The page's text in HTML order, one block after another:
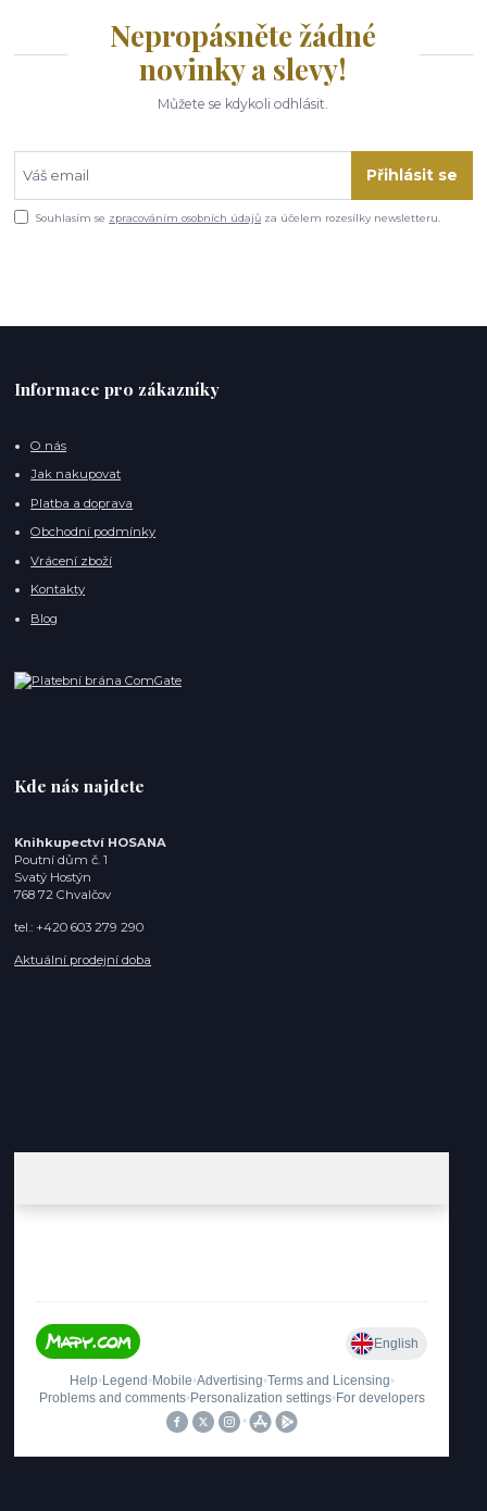
Nepropásněte žádné
novinky a slevy!
Můžete se kdykoli odhlásit.
Přihlásit se
Souhlasím se zpracováním osobních údajů za účelem rozesílky newsletteru.
Informace pro zákazníky
O nás
Jak nakupovat
Platba a doprava
Obchodní podmínky
Vrácení zboží
Kontakty
Blog
Kde nás najdete
Knihkupectví HOSANA
Poutní dům č. 1
Svatý Hostýn
768 72 Chvalčov
tel.: +420 603 279 290
Aktuální prodejní doba